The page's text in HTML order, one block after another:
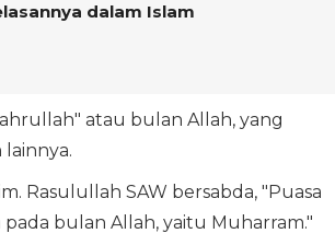
dalam Islam
atau bulan Allah, yang
Rasulullah SAW bersabda, "Puasa
bulan Allah, yaitu Muharram."